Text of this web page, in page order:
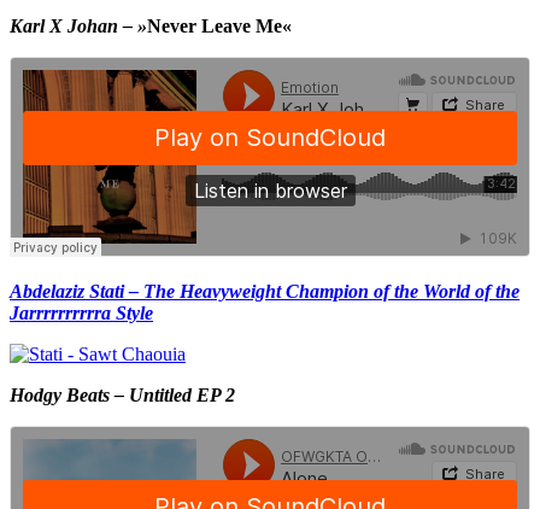
Karl X Johan – »Never Leave Me«
Abdelaziz Stati – The Heavyweight Champion of the World of the
Jarrrrrrrrrra Style
Hodgy Beats – Untitled EP 2